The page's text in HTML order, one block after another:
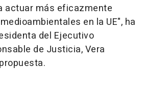
actuar más eficazmente
en la UE", ha
del Ejecutivo
de Justicia, Vera